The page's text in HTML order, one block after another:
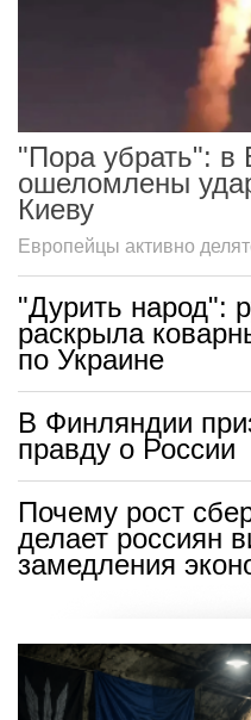
"Пора убрать": в
ошеломлены
Киеву
Европейцы активно
"Дурить народ":
раскрыла
по Украине
В Финляндии
правду о России
Почему рост
делает россиян
замедления